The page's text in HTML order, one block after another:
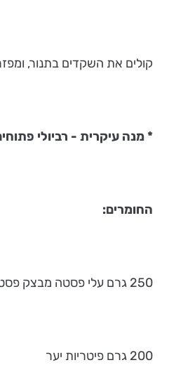
קולים את השקדים בתנור,
* מנה עיקרית - רביולי
החומרים:
250 גרם עלי פסטה מבצק פסטה טרי בגודל 24x24
200 גרם פיטריות יער